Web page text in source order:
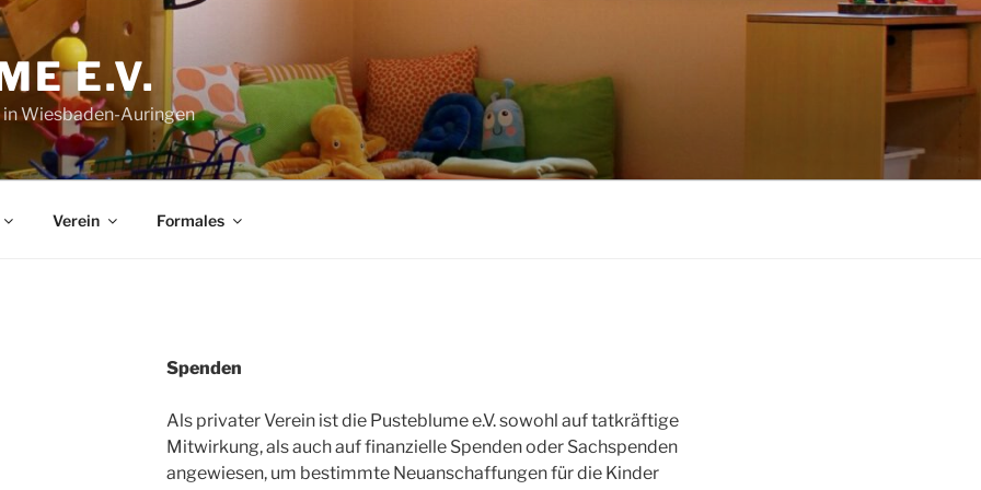
E.V.
Wiesbaden-Auringen
Verein Formales
Spenden
Als privater Verein ist die Pusteblume e.V. sowohl auf tatkräftige
Mitwirkung, als auch auf finanzielle Spenden oder Sachspenden
angewiesen, um bestimmte Neuanschaffungen für die Kinder